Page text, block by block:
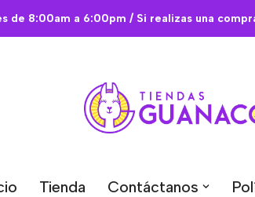
de 8:00am a 6:00pm / Si realizas una
Tienda Contáctanos